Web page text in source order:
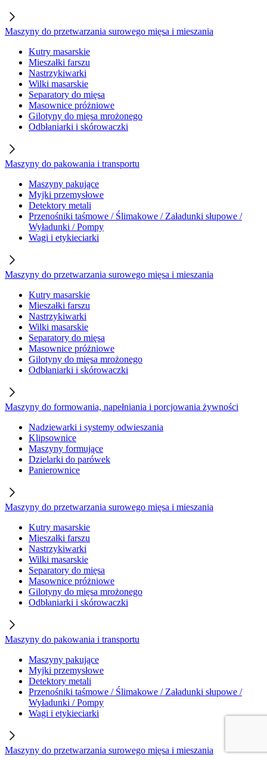
Maszyny do przetwarzania surowego mięsa i mieszania
Kutry masarskie
Mieszałki farszu
Nastrzykiwarki
Wilki masarskie
Separatory do mięsa
Masownice próżniowe
Gilotyny do mięsa mrożonego
Odbłaniarki i skórowaczki
Maszyny do pakowania i transportu
Maszyny pakujące
Myjki przemysłowe
Detektory metali
Przenośniki taśmowe / Ślimakowe / Załadunki słupowe /
Wyładunki / Pompy
Wagi i etykieciarki
Maszyny do przetwarzania surowego mięsa i mieszania
Kutry masarskie
Mieszałki farszu
Nastrzykiwarki
Wilki masarskie
Separatory do mięsa
Masownice próżniowe
Gilotyny do mięsa mrożonego
Odbłaniarki i skórowaczki
Maszyny do formowania, napełniania i porcjowania żywności
Nadziewarki i systemy odwieszania
Klipsownice
Maszyny formujące
Dzielarki do parówek
Panierownice
Maszyny do przetwarzania surowego mięsa i mieszania
Kutry masarskie
Mieszałki farszu
Nastrzykiwarki
Wilki masarskie
Separatory do mięsa
Masownice próżniowe
Gilotyny do mięsa mrożonego
Odbłaniarki i skórowaczki
Maszyny do pakowania i transportu
Maszyny pakujące
Myjki przemysłowe
Detektory metali
Przenośniki taśmowe / Ślimakowe / Załadunki słupowe /
Wyładunki / Pompy
Wagi i etykieciarki
Maszyny do przetwarzania surowego mięsa i mieszania